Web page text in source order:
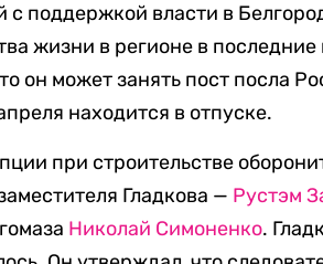
поддержкой власти в
жизни в регионе в последние
он может занять пост посла
находится в отпуске.
при строительстве
Гладкова — Рустэм
Николай Симоненко.